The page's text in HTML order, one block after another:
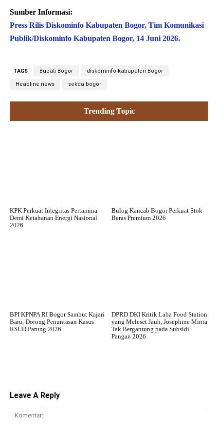
Sumber Informasi:
Press Rilis Diskominfo Kabupaten Bogor, Tim Komunikasi
Publik/Diskominfo Kabupaten Bogor, 14 Juni 2026.
TAGS Bupati Bogor diskominfo kabupaten Bogor
Headline news sekda bogor
Trending Topic
KPK Perkuat Integritas Pertamina
Demi Ketahanan Energi Nasional
2026
Bulog Kancab Bogor Perkuat Stok
Beras Premium 2026
BPI KPNPA RI Bogor Sambut Kajari
Baru, Dorong Penuntasan Kasus
RSUD Parung 2026
DPRD DKI Kritik Laba Food Station
yang Meleset Jauh, Josephine Minta
Tak Bergantung pada Subsidi
Pangan 2026
Leave A Reply